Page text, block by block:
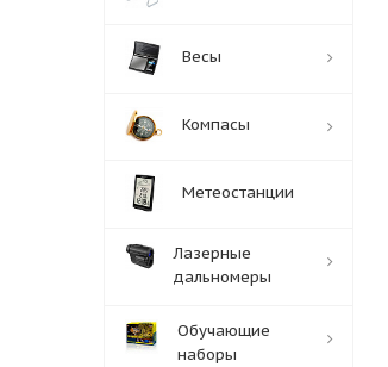
Весы
Компасы
Метеостанции
Лазерные
дальномеры
Обучающие
наборы